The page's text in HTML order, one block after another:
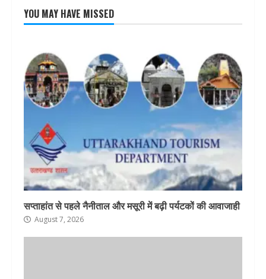
YOU MAY HAVE MISSED
सप्ताहांत से पहले नैनीताल और मसूरी में बढ़ी पर्यटकों की आवाजाही
August 7, 2026